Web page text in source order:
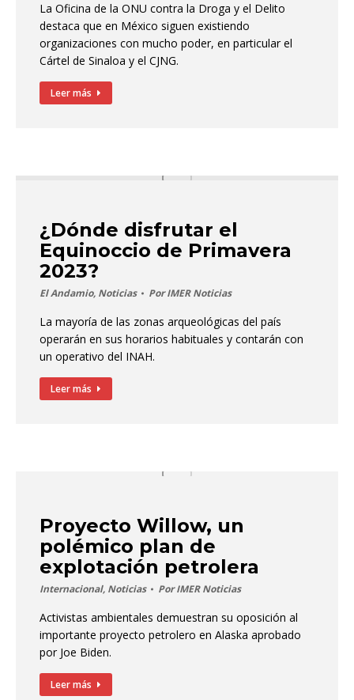
La Oficina de la ONU contra la Droga y el Delito
destaca que en México siguen existiendo
organizaciones con mucho poder, en particular el
Cártel de Sinaloa y el CJNG.
Leer más
¿Dónde disfrutar el
Equinoccio de Primavera
2023?
El Andamio, Noticias PorIMER Noticias
La mayoría de las zonas arqueológicas del país
operarán en sus horarios habituales y contarán con
un operativo del INAH.
Leer más
Proyecto Willow, un
polémico plan de
explotación petrolera
Internacional, Noticias PorIMER Noticias
Activistas ambientales demuestran su oposición al
importante proyecto petrolero en Alaska aprobado
por Joe Biden.
Leer más